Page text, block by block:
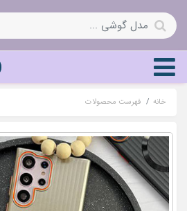
خانه فهرست محصولات